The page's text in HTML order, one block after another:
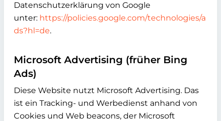
Datenschutzerklärung von Google
unter: https://policies.google.com/technologies/a
ds?hl=de.
Microsoft Advertising (früher Bing
Ads)
Diese Website nutzt Microsoft Advertising. Das
ist ein Tracking- und Werbedienst anhand von
Cookies und Web beacons, der Microsoft